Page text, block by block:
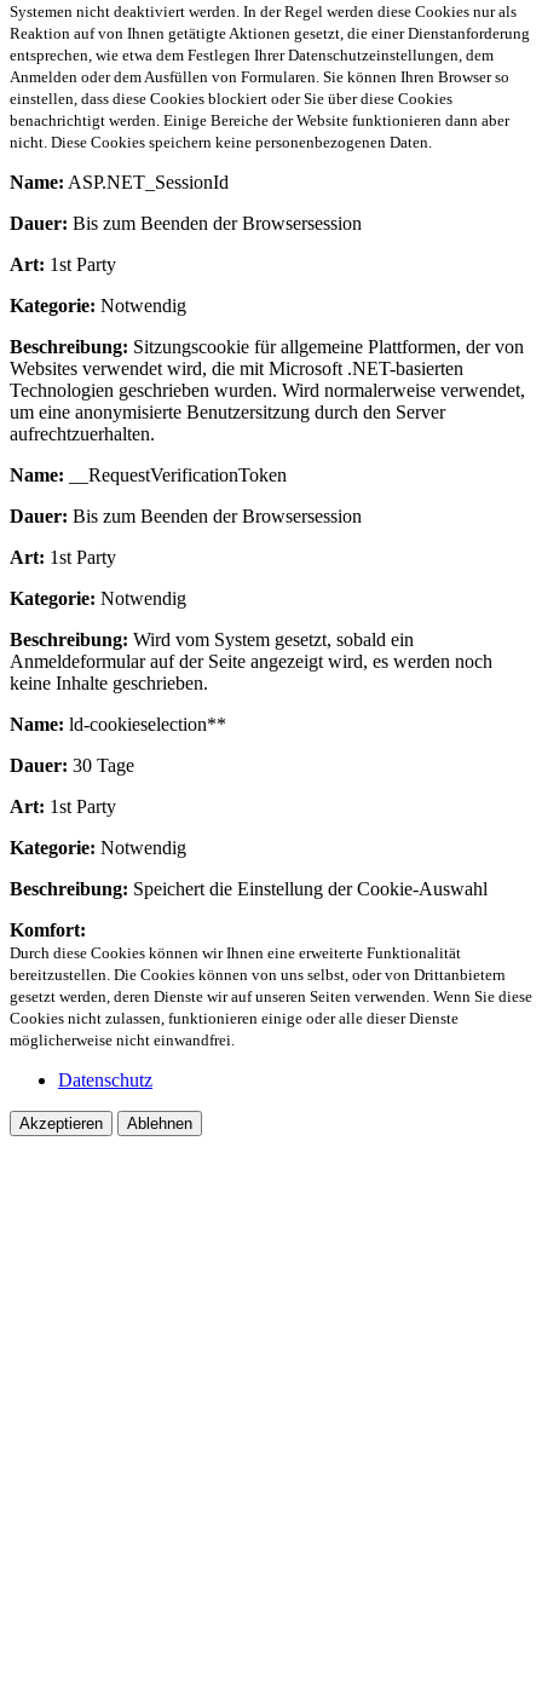
Systemen nicht deaktiviert werden. In der Regel werden diese Cookies nur als
Reaktion auf von Ihnen getätigte Aktionen gesetzt, die einer Dienstanforderung
entsprechen, wie etwa dem Festlegen Ihrer Datenschutzeinstellungen, dem
Anmelden oder dem Ausfüllen von Formularen. Sie können Ihren Browser so
einstellen, dass diese Cookies blockiert oder Sie über diese Cookies
benachrichtigt werden. Einige Bereiche der Website funktionieren dann aber
nicht. Diese Cookies speichern keine personenbezogenen Daten.
Name: ASP.NET_SessionId
Dauer: Bis zum Beenden der Browsersession
Art: 1st Party
Kategorie: Notwendig
Beschreibung: Sitzungscookie für allgemeine Plattformen, der von
Websites verwendet wird, die mit Microsoft .NET-basierten
Technologien geschrieben wurden. Wird normalerweise verwendet,
um eine anonymisierte Benutzersitzung durch den Server
aufrechtzuerhalten.
Name: __RequestVerificationToken
Dauer: Bis zum Beenden der Browsersession
Art: 1st Party
Kategorie: Notwendig
Beschreibung: Wird vom System gesetzt, sobald ein
Anmeldeformular auf der Seite angezeigt wird, es werden noch
keine Inhalte geschrieben.
Name: ld-cookieselection**
Dauer: 30 Tage
Art: 1st Party
Kategorie: Notwendig
Beschreibung: Speichert die Einstellung der Cookie-Auswahl
Komfort:
Durch diese Cookies können wir Ihnen eine erweiterte Funktionalität
bereitzustellen. Die Cookies können von uns selbst, oder von Drittanbietern
gesetzt werden, deren Dienste wir auf unseren Seiten verwenden. Wenn Sie diese
Cookies nicht zulassen, funktionieren einige oder alle dieser Dienste
möglicherweise nicht einwandfrei.
Datenschutz
Akzeptieren Ablehnen